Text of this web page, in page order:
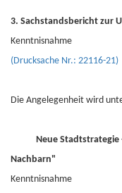
3. Sachstandsbericht zur
Kenntnisnahme
(Drucksache Nr.: 22116-21)
Die Angelegenheit wird
Neue Stadtstrategie -
Nachbarn"
Kenntnisnahme